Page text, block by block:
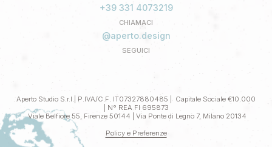
+39 331 4073219
CHIAMACI
@aperto.design
SEGUICI
Aperto Studio S.r.l.| P.IVA/C.F. IT07327880485 | Capitale Sociale €10.000
| N° REA FI 695873
Viale Belfiore 55, Firenze 50144 | Via Ponte di Legno 7, Milano 20134
Policy e Preferenze